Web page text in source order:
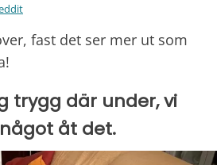
fast det ser mer ut som
trygg där under, vi
åt det.